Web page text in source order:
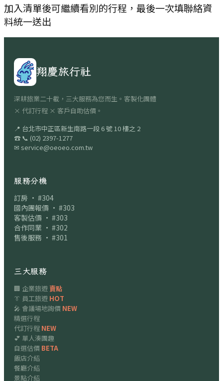
加入清單後可繼續看別的行程，最後一次填聯絡資
料統一送出
翔慶旅行社
深耕旅業二十載，三大服務為您而生。客製化團體
× 代訂行程 × 客戶自助估價。
📍 台北市中正區新生南路一段 6 號 10 樓之 2
☎ 📞 (02) 2397-1277
✉ service@oeoeo.com.tw
服務分機
訂房 · #304
國內團報價 · #303
客製估價 · #303
合作同業 · #302
售後服務 · #301
三大服務
🏢 企業旅遊賣點
👔 員工旅遊 HOT
🎤 會議場地詢價 NEW
精選行程
代訂行程 NEW
💕 單人湊團趣
自選估價 BETA
飯店介紹
餐廳介紹
景點介紹